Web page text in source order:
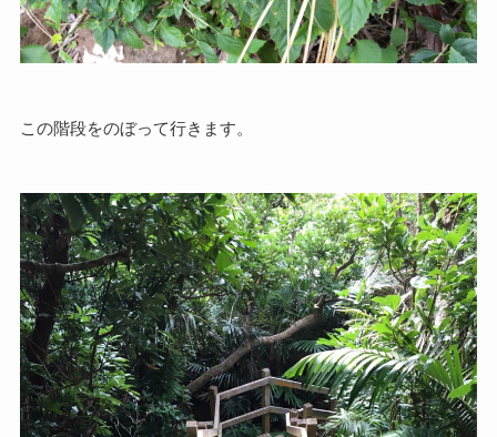
この階段をのぼって行きます。